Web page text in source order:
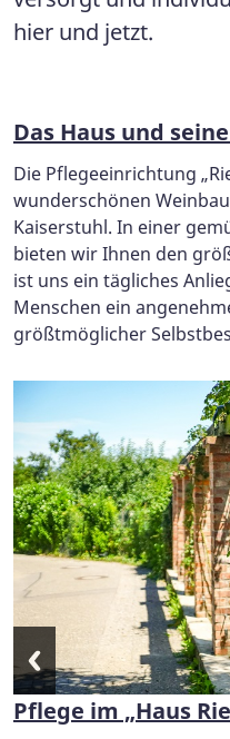
hier und jetzt.
Das Haus und
Die Pflegeeinrichtung
wunder­schönen
Kaiserstuhl. In einer
bieten wir Ihnen den
ist uns ein tägliches
Menschen ein
größtmöglicher
Pflege im „Haus